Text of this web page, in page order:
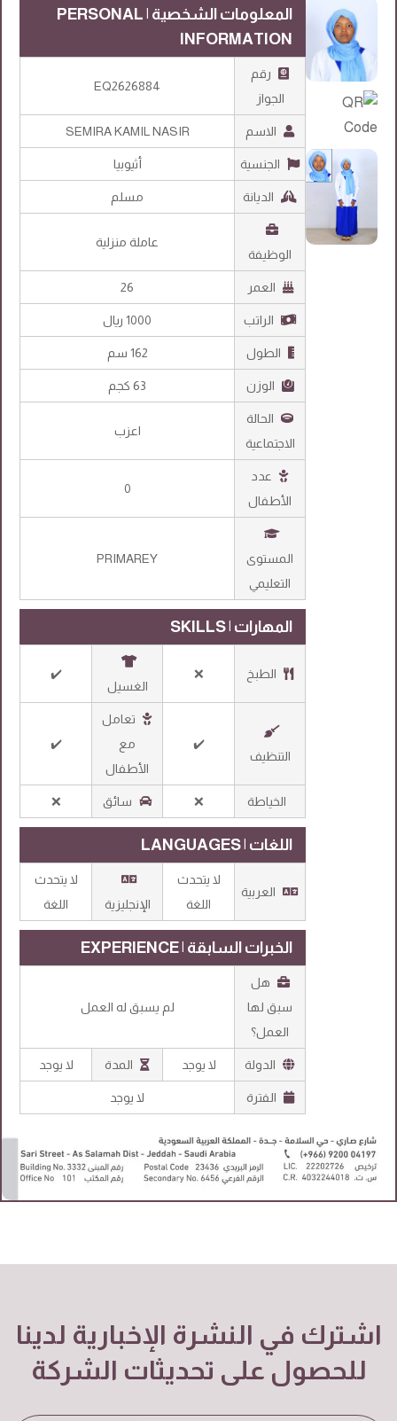
المعلومات الشخصية | PERSONAL
INFORMATION
رقم
الجواز
EQ2626884
الاسم SEMIRA KAMIL NASIR
الجنسية أثيوبيا
الديانة مسلم
الوظيفة
عاملة منزلية
العمر 26
الراتب 1000 ريال
الطول 162 سم
الوزن 63 كجم
الحالة
الاجتماعية
اعزب
عدد
الأطفال
0
المستوى
التعليمي
PRIMAREY
المهارات | SKILLS
الطبخ
❌
الغسيل
✔️
التنظيف
✔️
تعامل
مع
الأطفال
✔️
الخياطة ❌ سائق ❌
اللغات | LANGUAGES
العربية
لا يتحدث
اللغة
الإنجليزية
لا يتحدث
اللغة
الخبرات السابقة | EXPERIENCE
هل
سبق لها
العمل؟
لم يسبق له العمل
الدولة لا يوجد المدة لا يوجد
الفترة لا يوجد
اشترك في النشرة الإخبارية لدينا
للحصول على تحديثات الشركة